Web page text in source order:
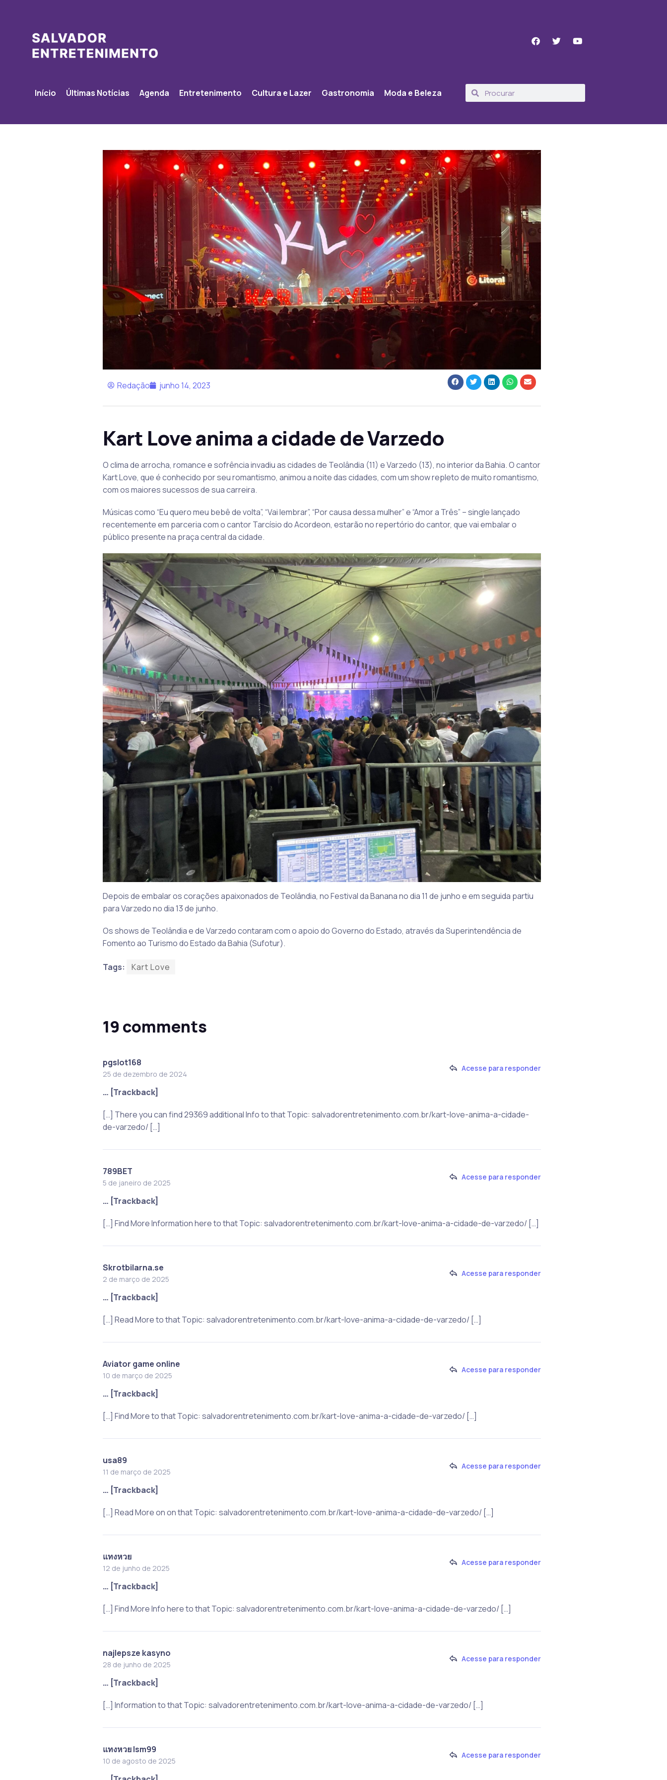
Início Últimas Notícias Agenda Entretenimento Cultura e Lazer Gastronomia Moda e Beleza
Redação junho 14, 2023
Kart Love anima a cidade de Varzedo
O clima de arrocha, romance e sofrência invadiu as cidades de Teolândia (11) e Varzedo (13), no interior da Bahia. O cantor
Kart Love, que é conhecido por seu romantismo, animou a noite das cidades, com um show repleto de muito romantismo,
com os maiores sucessos de sua carreira.
Músicas como “Eu quero meu bebê de volta”, “Vai lembrar”, “Por causa dessa mulher” e “Amor a Três” – single lançado
recentemente em parceria com o cantor Tarcísio do Acordeon, estarão no repertório do cantor, que vai embalar o
público presente na praça central da cidade.
Depois de embalar os corações apaixonados de Teolândia, no Festival da Banana no dia 11 de junho e em seguida partiu
para Varzedo no dia 13 de junho.
Os shows de Teolândia e de Varzedo contaram com o apoio do Governo do Estado, através da Superintendência de
Fomento ao Turismo do Estado da Bahia (Sufotur).
Tags: Kart Love
19 comments
pgslot168
25 de dezembro de 2024
Acesse para responder
… [Trackback]
[…] There you can find 29369 additional Info to that Topic: salvadorentretenimento.com.br/kart-love-anima-a-cidade-
de-varzedo/ […]
789BET
5 de janeiro de 2025
Acesse para responder
… [Trackback]
[…] Find More Information here to that Topic: salvadorentretenimento.com.br/kart-love-anima-a-cidade-de-varzedo/ […]
Skrotbilarna.se
2 de março de 2025
Acesse para responder
… [Trackback]
[…] Read More to that Topic: salvadorentretenimento.com.br/kart-love-anima-a-cidade-de-varzedo/ […]
Aviator game online
10 de março de 2025
Acesse para responder
… [Trackback]
[…] Find More to that Topic: salvadorentretenimento.com.br/kart-love-anima-a-cidade-de-varzedo/ […]
usa89
11 de março de 2025
Acesse para responder
… [Trackback]
[…] Read More on on that Topic: salvadorentretenimento.com.br/kart-love-anima-a-cidade-de-varzedo/ […]
แทงหวย
12 de junho de 2025
Acesse para responder
… [Trackback]
[…] Find More Info here to that Topic: salvadorentretenimento.com.br/kart-love-anima-a-cidade-de-varzedo/ […]
najlepsze kasyno
28 de junho de 2025
Acesse para responder
… [Trackback]
[…] Information to that Topic: salvadorentretenimento.com.br/kart-love-anima-a-cidade-de-varzedo/ […]
แทงหวย lsm99
10 de agosto de 2025
Acesse para responder